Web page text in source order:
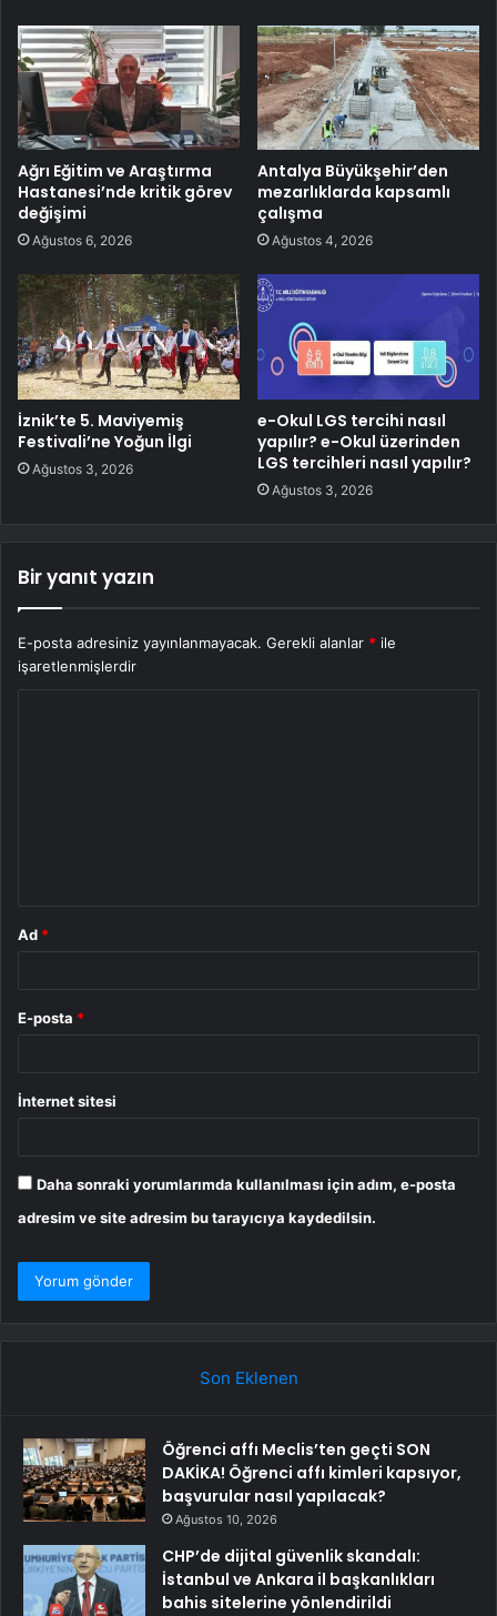
Ağrı Eğitim ve Araştırma
Hastanesi’nde kritik görev
değişimi
Ağustos 6, 2026
Antalya Büyükşehir’den
mezarlıklarda kapsamlı
çalışma
Ağustos 4, 2026
İznik’te 5. Maviyemiş
Festivali’ne Yoğun İlgi
Ağustos 3, 2026
e-Okul LGS tercihi nasıl
yapılır? e-Okul üzerinden
LGS tercihleri nasıl yapılır?
Ağustos 3, 2026
Bir yanıt yazın
E-posta adresiniz yayınlanmayacak. Gerekli alanlar * ile
işaretlenmişlerdir
Ad *
E-posta *
İnternet sitesi
Daha sonraki yorumlarımda kullanılması için adım, e-posta
adresim ve site adresim bu tarayıcıya kaydedilsin.
Son Eklenen
Öğrenci affı Meclis’ten geçti SON
DAKİKA! Öğrenci affı kimleri kapsıyor,
başvurular nasıl yapılacak?
Ağustos 10, 2026
CHP’de dijital güvenlik skandalı:
İstanbul ve Ankara il başkanlıkları
bahis sitelerine yönlendirildi